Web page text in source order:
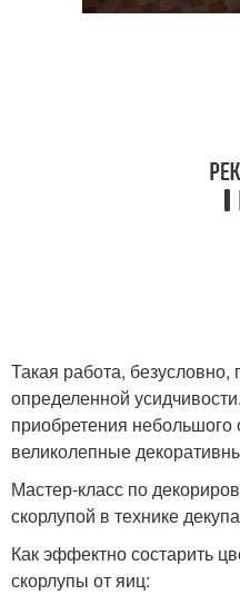
Такая работа,
определенной
приобретения
великолепные
Мастер-класс по
скорлупой в технике
Как эффектно состарить
скорлупы от яиц: